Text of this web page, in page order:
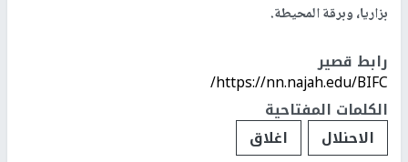
بزاريا، وبرقة المحيطة.
رابط قصير
https://nn.najah.edu/BIFC/
الكلمات المفتاحية
الاحنلال
اغلاق